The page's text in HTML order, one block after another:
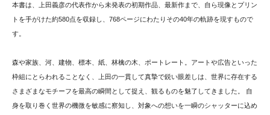
本書は、上田義彦の代表作から未発表の初期作品、最新作まで、自ら現像とプリン
トを手がけた約580点を収録し、768ページにわたりその40年の軌跡を現すもので
す。
森や家族、河、建物、標本、紙、林檎の木、ポートレート。アートや広告といった
枠組にとらわれることなく、上田の一貫して真摯で鋭い眼差しは、世界に存在する
さまざまなモチーフを最高の瞬間として捉え、観るものを魅了してきました。 自
身を取り巻く世界の機微を敏感に察知し、対象への想いを一瞬のシャッターに込め